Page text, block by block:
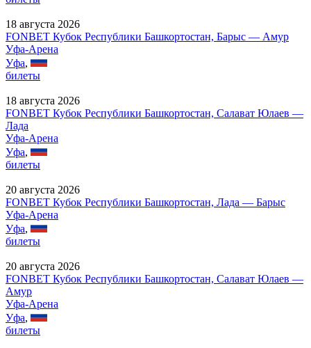
18 августа 2026
FONBET Кубок Республики Башкортостан, Барыс — Амур
Уфа-Арена
Уфа,
билеты
18 августа 2026
FONBET Кубок Республики Башкортостан, Салават Юлаев —
Лада
Уфа-Арена
Уфа,
билеты
20 августа 2026
FONBET Кубок Республики Башкортостан, Лада — Барыс
Уфа-Арена
Уфа,
билеты
20 августа 2026
FONBET Кубок Республики Башкортостан, Салават Юлаев —
Амур
Уфа-Арена
Уфа,
билеты